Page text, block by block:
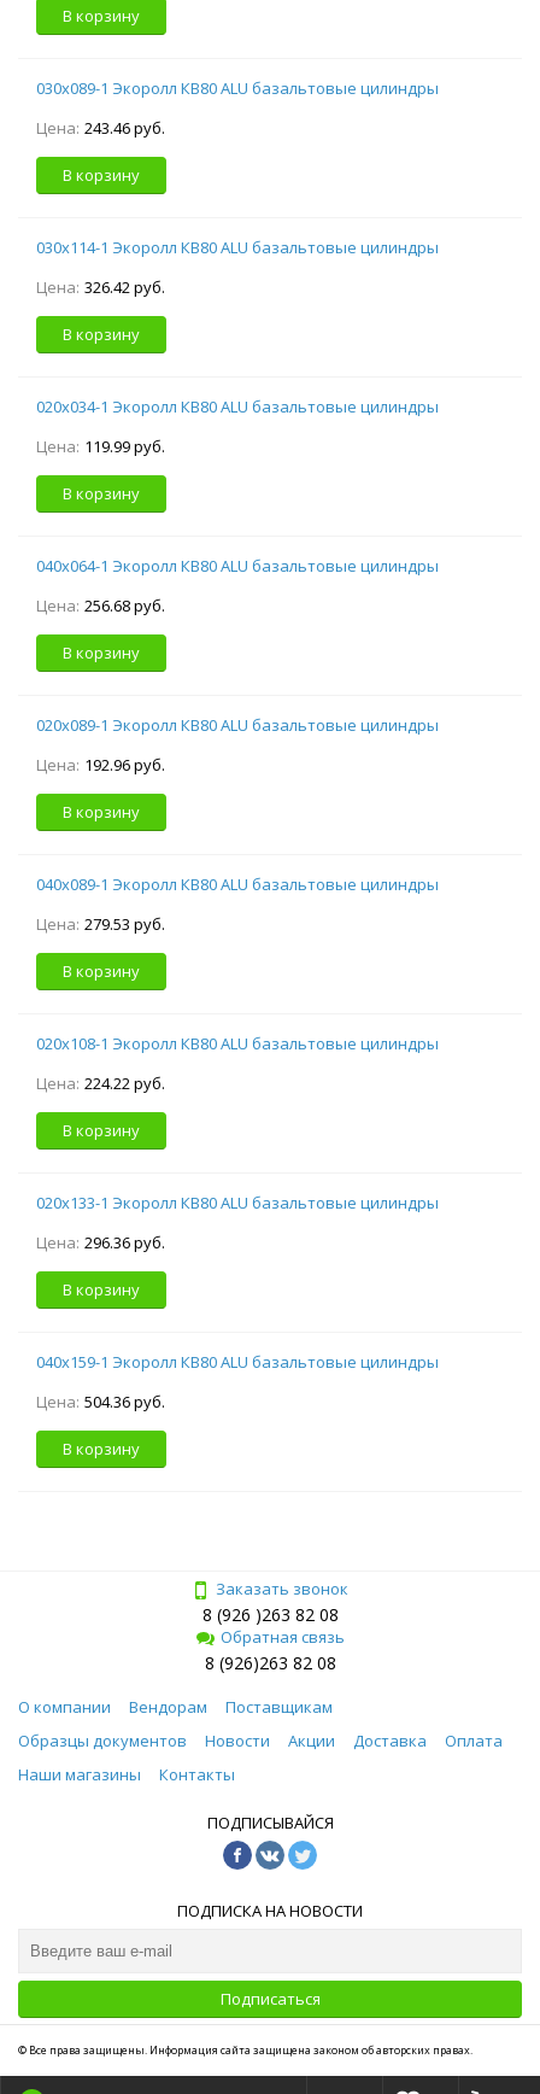
В корзину
030х089-1 Экоролл КВ80 ALU базальтовые цилиндры
Цена: 243.46 руб.
В корзину
030х114-1 Экоролл КВ80 ALU базальтовые цилиндры
Цена: 326.42 руб.
В корзину
020х034-1 Экоролл КВ80 ALU базальтовые цилиндры
Цена: 119.99 руб.
В корзину
040х064-1 Экоролл КВ80 ALU базальтовые цилиндры
Цена: 256.68 руб.
В корзину
020х089-1 Экоролл КВ80 ALU базальтовые цилиндры
Цена: 192.96 руб.
В корзину
040х089-1 Экоролл КВ80 ALU базальтовые цилиндры
Цена: 279.53 руб.
В корзину
020х108-1 Экоролл КВ80 ALU базальтовые цилиндры
Цена: 224.22 руб.
В корзину
020х133-1 Экоролл КВ80 ALU базальтовые цилиндры
Цена: 296.36 руб.
В корзину
040х159-1 Экоролл КВ80 ALU базальтовые цилиндры
Цена: 504.36 руб.
В корзину
Заказать звонок
8 (926 )263 82 08
Обратная связь
8 (926)263 82 08
О компании Вендорам
Поставщикам
Образцы документов
Новости Акции Доставка
Оплата
Наши магазины
Контакты
ПОДПИСЫВАЙСЯ
ПОДПИСКА НА НОВОСТИ
Подписаться
© Все права защищены. Информация сайта защищена законом об авторских правах.